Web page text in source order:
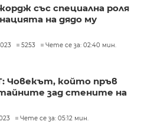
със специална роля
на дядо му
5253 Чете се за: 02:40 мин.
Човекът, който пръв
зад стените на
Чете се за: 05:12 мин.